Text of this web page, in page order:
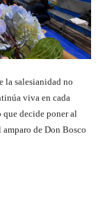
la salesianidad no
viva en cada
decide poner al
de Don Bosco